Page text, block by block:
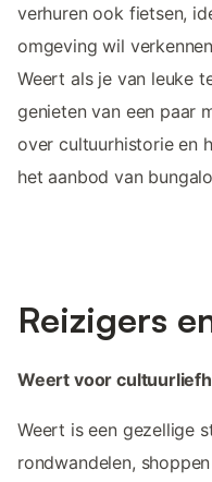
verhuren ook fietsen,
omgeving wil
Weert als je van leuke
genieten van een paar
over cultuurhistorie en
het aanbod van
Reizigers
Weert voor
Weert is een gezellige
rondwandelen,